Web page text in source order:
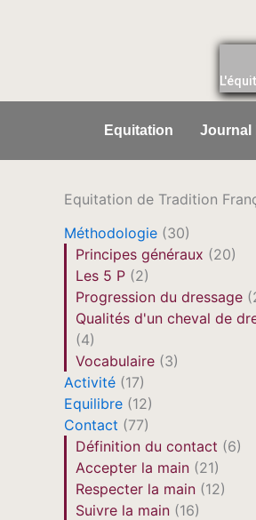
Equitation Journal
Equitation de Tradition
Méthodologie (30)
Principes généraux (20)
Les 5 P (2)
Progression du dressage
Qualités d'un cheval de
(4)
Vocabulaire (3)
Activité (17)
Equilibre (12)
Contact (77)
Définition du contact (6)
Accepter la main (21)
Respecter la main (12)
Suivre la main (16)